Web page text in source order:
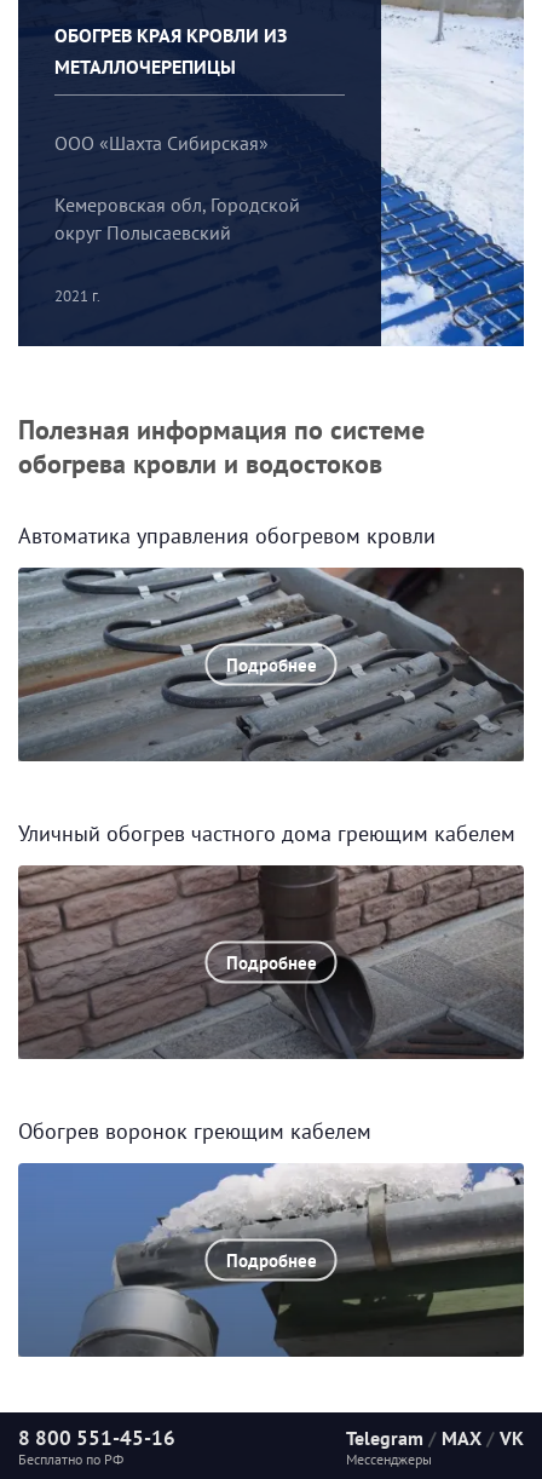
ОБОГРЕВ КРАЯ КРОВЛИ ИЗ
МЕТАЛЛОЧЕРЕПИЦЫ
ООО «Шахта Сибирская»
Кемеровская обл, Городской
округ Полысаевский
2021 г.
Полезная информация по системе
обогрева кровли и водостоков
Автоматика управления обогревом кровли
Подробнее
Уличный обогрев частного дома греющим кабелем
Подробнее
Обогрев воронок греющим кабелем
Подробнее
8 800 551-45-16
Бесплатно по РФ
Telegram / MAX / VK
Мессенджеры